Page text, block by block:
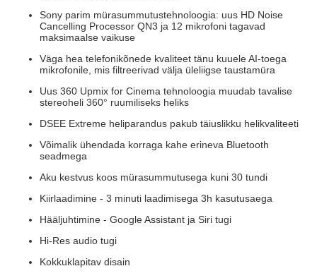
Sony parim mürasummutustehnoloogia: uus HD Noise
Cancelling Processor QN3 ja 12 mikrofoni tagavad
maksimaalse vaikuse
Väga hea telefonikõnede kvaliteet tänu kuuele AI-toega
mikrofonile, mis filtreerivad välja üleliigse taustamüra
Uus 360 Upmix for Cinema tehnoloogia muudab tavalise
stereoheli 360° ruumiliseks heliks
DSEE Extreme heliparandus pakub täiuslikku helikvaliteeti
Võimalik ühendada korraga kahe erineva Bluetooth
seadmega
Aku kestvus koos mürasummutusega kuni 30 tundi
Kiirlaadimine - 3 minuti laadimisega 3h kasutusaega
Hääljuhtimine - Google Assistant ja Siri tugi
Hi-Res audio tugi
Kokkuklapitav disain